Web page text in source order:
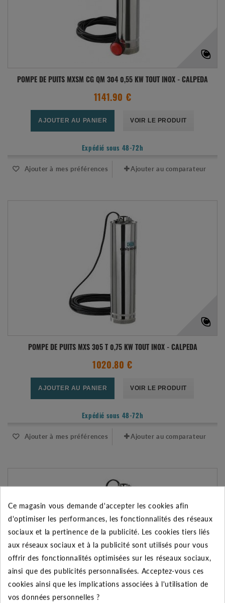
POMPE DE PUITS MXSM CG QM 304 0,55 KW TOUT INOX - CALPEDA
1141.90 €
AJOUTER AU PANIER VOIR LE PRODUIT
Expédié sous 48-72h
Ajouter à mes préférences Ajouter au comparateur
POMPE DE PUITS MXS 305 T 0,75 KW TOUT INOX - CALPEDA
1020.80 €
AJOUTER AU PANIER VOIR LE PRODUIT
Expédié sous 48-72h
Ajouter à mes préférences Ajouter au comparateur
Ce magasin vous demande d'accepter les cookies afin
d'optimiser les performances, les fonctionnalités des réseaux
sociaux et la pertinence de la publicité. Les cookies tiers liés
aux réseaux sociaux et à la publicité sont utilisés pour vous
offrir des fonctionnalités optimisées sur les réseaux sociaux,
ainsi que des publicités personnalisées. Acceptez-vous ces
cookies ainsi que les implications associées à l'utilisation de
vos données personnelles ?